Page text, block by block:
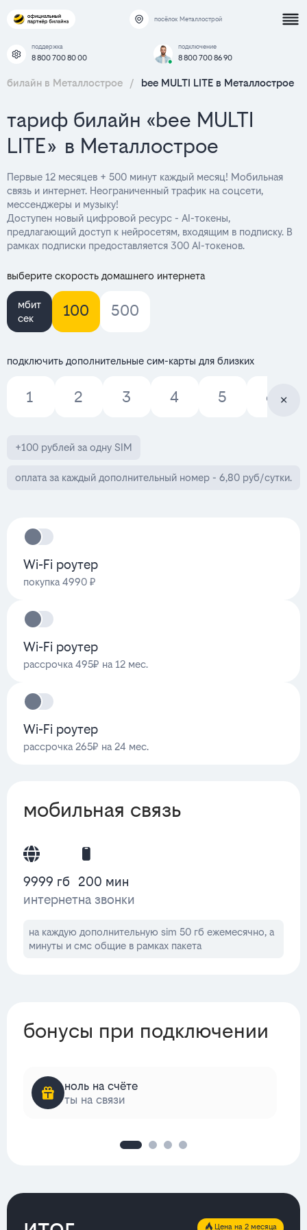
посёлок Металлострой
поддержка
8 800 700 80 00
подключение
8 800 700 86 90
билайн в Металлострое / bee MULTI LITE в Металлострое
тариф билайн «bee MULTI
LITE» в Металлострое
Первые 12 месяцев + 500 минут каждый месяц! Мобильная
связь и интернет. Неограниченный трафик на соцсети,
мессенджеры и музыку!
Доступен новый цифровой ресурс - AI-токены,
предлагающий доступ к нейросетям, входящим в подписку. В
рамках подписки предоставляется 300 AI-токенов.
выберите скорость домашнего интернета
мбит
сек
100 500
подключить дополнительные сим-карты для близких
1 2 3 4 5 6
+100 рублей за одну SIM
оплата за каждый дополнительный номер - 6,80 руб/сутки.
Wi-Fi роутер
покупка 4990 ₽
Wi-Fi роутер
рассрочка 495₽ на 12 мес.
Wi-Fi роутер
рассрочка 265₽ на 24 мес.
мобильная связь
9999 гб
интернет
200 мин
на звонки
на каждую дополнительную sim 50 гб ежемесячно, а
минуты и смс общие в рамках пакета
бонусы при подключении
ноль на счёте
ты на связи
Цена на 2 месяца